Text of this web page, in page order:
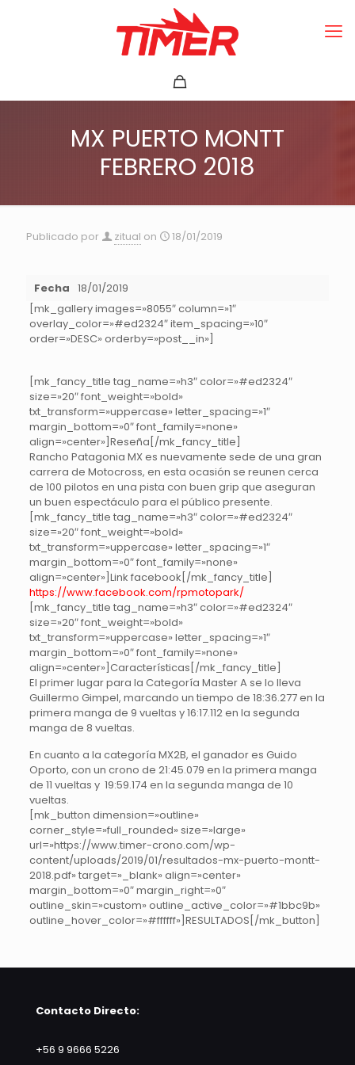
MX PUERTO MONTT
FEBRERO 2018
Publicado por zitual on 18/01/2019
Fecha 18/01/2019
[mk_gallery images=»8055″ column=»1″
overlay_color=»#ed2324″ item_spacing=»10″
order=»DESC» orderby=»post__in»]
[mk_fancy_title tag_name=»h3″ color=»#ed2324″
size=»20″ font_weight=»bold»
txt_transform=»uppercase» letter_spacing=»1″
margin_bottom=»0″ font_family=»none»
align=»center»]Reseña[/mk_fancy_title]
Rancho Patagonia MX es nuevamente sede de una gran
carrera de Motocross, en esta ocasión se reunen cerca
de 100 pilotos en una pista con buen grip que aseguran
un buen espectáculo para el público presente.
[mk_fancy_title tag_name=»h3″ color=»#ed2324″
size=»20″ font_weight=»bold»
txt_transform=»uppercase» letter_spacing=»1″
margin_bottom=»0″ font_family=»none»
align=»center»]Link facebook[/mk_fancy_title]
https://www.facebook.com/rpmotopark/
[mk_fancy_title tag_name=»h3″ color=»#ed2324″
size=»20″ font_weight=»bold»
txt_transform=»uppercase» letter_spacing=»1″
margin_bottom=»0″ font_family=»none»
align=»center»]Características[/mk_fancy_title]
El primer lugar para la Categoría Master A se lo lleva
Guillermo Gimpel, marcando un tiempo de 18:36.277 en la
primera manga de 9 vueltas y 16:17.112 en la segunda
manga de 8 vueltas.
En cuanto a la categoría MX2B, el ganador es Guido
Oporto, con un crono de 21:45.079 en la primera manga
de 11 vueltas y 19:59.174 en la segunda manga de 10
vueltas.
[mk_button dimension=»outline»
corner_style=»full_rounded» size=»large»
url=»https://www.timer-crono.com/wp-
content/uploads/2019/01/resultados-mx-puerto-montt-
2018.pdf» target=»_blank» align=»center»
margin_bottom=»0″ margin_right=»0″
outline_skin=»custom» outline_active_color=»#1bbc9b»
outline_hover_color=»#ffffff»]RESULTADOS[/mk_button]
Contacto Directo:
+56 9 9666 5226